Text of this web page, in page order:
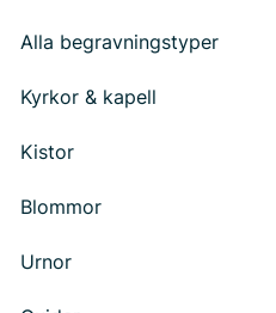
Alla begravningstyper
Kyrkor & kapell
Kistor
Blommor
Urnor